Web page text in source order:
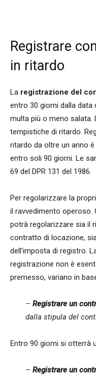
Registrare
in ritardo
La registrazione del
entro 30 giorni dalla data
multa più o meno salata.
tempistiche di ritardo.
ritardo da oltre un anno
entro soli 90 giorni. Le
69 del DPR 131 del 1986.
Per regolarizzare la
il ravvedimento operoso.
potrà regolarizzare sia il
contratto di locazione,
dell’imposta di registro.
registrazione non è
premesso, variano in
– Registrare un
dalla stipula del
Entro 90 giorni si otterrà
– Registrare un